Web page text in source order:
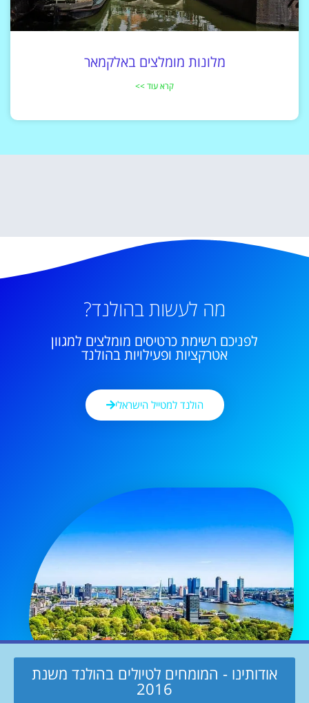
מלונות מומלצים באלקמאר
קרא עוד >>
מה לעשות בהולנד?
לפניכם רשימת כרטיסים מומלצים למגוון
אטרקציות ופעילויות בהולנד
הולנד למטייל הישראלי
אודותינו - המומחים לטיולים בהולנד משנת
2016